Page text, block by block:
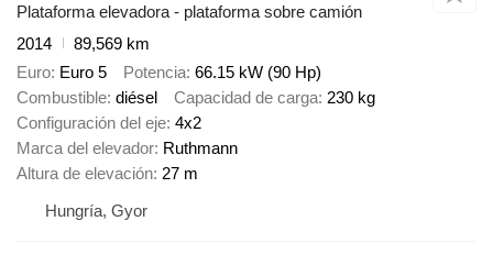
Plataforma elevadora - plataforma sobre camión
2014
89,569 km
Euro Euro 5 Potencia 66.15 kW (90 Hp)
Combustible diésel Capacidad de carga 230 kg
Configuración del eje 4x2
Marca del elevador Ruthmann
Altura de elevación 27 m
Hungría, Gyor